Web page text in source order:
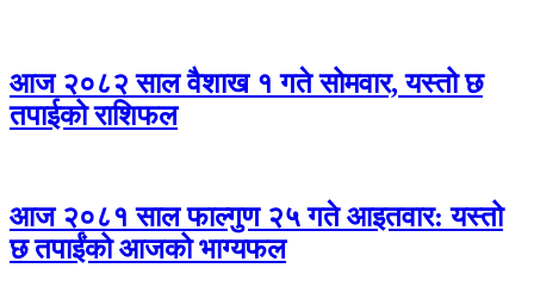
आज २०८२ साल वैशाख १ गते सोमवार, यस्तो छ
तपाईको राशिफल
आज २०८१ साल फाल्गुण २५ गते आइतवार: यस्तो
छ तपाईंको आजको भाग्यफल